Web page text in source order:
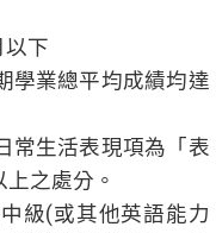
以下
學業總平均成績均達
常生活表現項為「表
之處分。
級(或其他英語能力